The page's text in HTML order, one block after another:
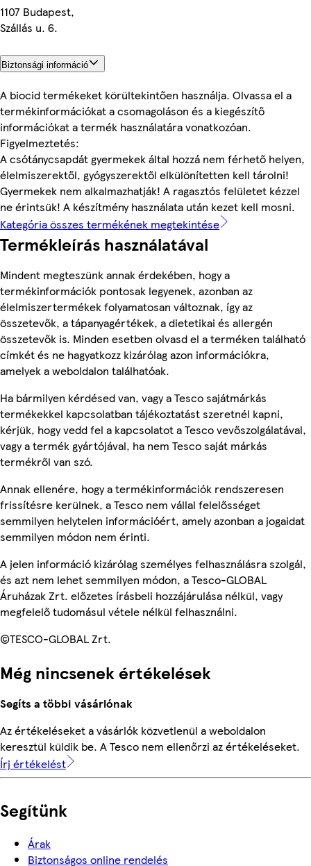
1107 Budapest,
Szállás u. 6.
Biztonsági információ
A biocid termékeket körültekintően használja. Olvassa el a
termékinformációkat a csomagoláson és a kiegészítő
információkat a termék használatára vonatkozóan.
Figyelmeztetés:
A csótánycsapdát gyermekek által hozzá nem férhető helyen,
élelmiszerektől, gyógyszerektől elkülönítetten kell tárolni!
Gyermekek nem alkalmazhatják! A ragasztós felületet kézzel
ne érintsük! A készítmény használata után kezet kell mosni.
Kategória összes termékének megtekintése
Termékleírás használatával
Mindent megteszünk annak érdekében, hogy a
termékinformációk pontosak legyenek, azonban az
élelmiszertermékek folyamatosan változnak, így az
összetevők, a tápanyagértékek, a dietetikai és allergén
összetevők is. Minden esetben olvasd el a terméken található
címkét és ne hagyatkozz kizárólag azon információkra,
amelyek a weboldalon találhatóak.
Ha bármilyen kérdésed van, vagy a Tesco sajátmárkás
termékekkel kapcsolatban tájékoztatást szeretnél kapni,
kérjük, hogy vedd fel a kapcsolatot a Tesco vevőszolgálatával,
vagy a termék gyártójával, ha nem Tesco saját márkás
termékről van szó.
Annak ellenére, hogy a termékinformációk rendszeresen
frissítésre kerülnek, a Tesco nem vállal felelősséget
semmilyen helytelen információért, amely azonban a jogaidat
semmilyen módon nem érinti.
A jelen információ kizárólag személyes felhasználásra szolgál,
és azt nem lehet semmilyen módon, a Tesco-GLOBAL
Áruházak Zrt. előzetes írásbeli hozzájárulása nélkül, vagy
megfelelő tudomásul vétele nélkül felhasználni.
©TESCO-GLOBAL Zrt.
Még nincsenek értékelések
Segíts a többi vásárlónak
Az értékeléseket a vásárlók közvetlenül a weboldalon
keresztül küldik be. A Tesco nem ellenőrzi az értékeléseket.
Írj értékelést
Segítünk
Árak
Biztonságos online rendelés